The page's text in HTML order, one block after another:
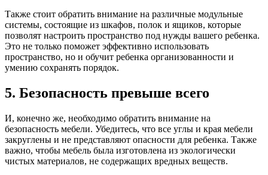
Также стоит обратить внимание на различные модульные
системы, состоящие из шкафов, полок и ящиков, которые
позволят настроить пространство под нужды вашего ребенка.
Это не только поможет эффективно использовать
пространство, но и обучит ребенка организованности и
умению сохранять порядок.
5. Безопасность превыше всего
И, конечно же, необходимо обратить внимание на
безопасность мебели. Убедитесь, что все углы и края мебели
закруглены и не представляют опасности для ребенка. Также
важно, чтобы мебель была изготовлена из экологически
чистых материалов, не содержащих вредных веществ.